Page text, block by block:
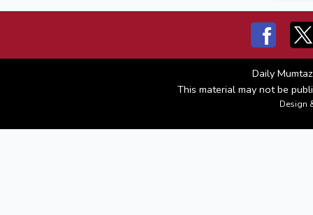
Daily
This material may not be
Design